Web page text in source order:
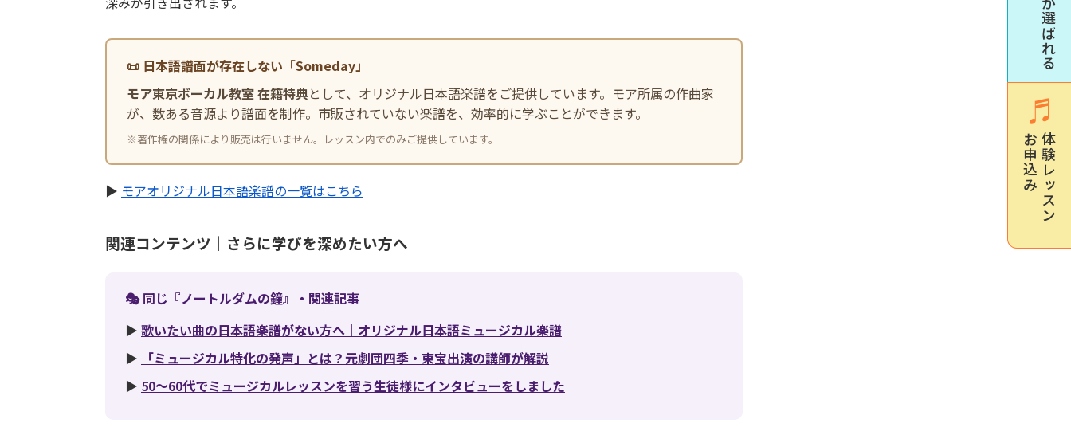
📜 日本語譜面が存在しない「Someday」
モア東京ボーカル教室 在籍特典として、オリジナル日本語楽譜をご提供しています。モア所属の作曲家
が、数ある音源より譜面を制作。市販されていない楽譜を、効率的に学ぶことができます。
※著作権の関係により販売は行いません。レッスン内でのみご提供しています。
▶ モアオリジナル日本語楽譜の一覧はこちら
関連コンテンツ｜さらに学びを深めたい方へ
🎭 同じ『ノートルダムの鐘』・関連記事
▶ 歌いたい曲の日本語楽譜がない方へ｜オリジナル日本語ミュージカル楽譜
▶
「ミュージカル特化の発声」とは？元劇団四季・東宝出演の講師が解説
▶ 50〜60代でミュージカルレッスンを習う生徒様にインタビューをしました
体験レッスン
お申込み